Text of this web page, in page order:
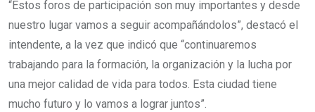
“Estos foros de participación son muy importantes y desde
nuestro lugar vamos a seguir acompañándolos”, destacó el
intendente, a la vez que indicó que “continuaremos
trabajando para la formación, la organización y la lucha por
una mejor calidad de vida para todos. Esta ciudad tiene
mucho futuro y lo vamos a lograr juntos”.